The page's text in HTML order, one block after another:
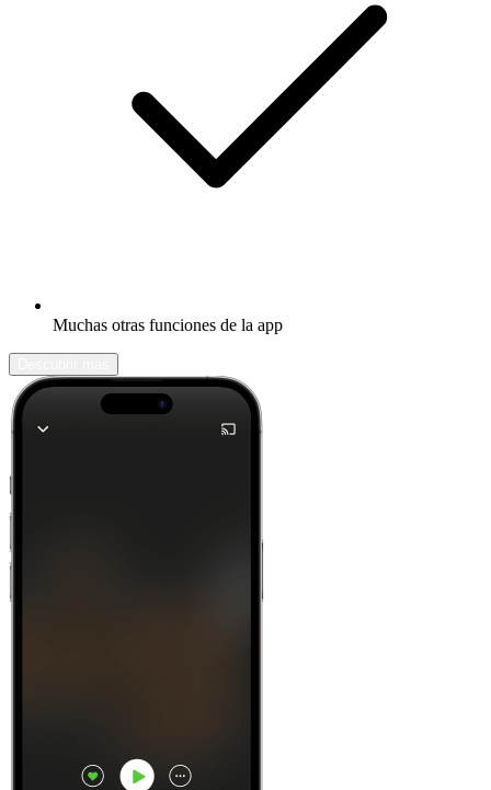
Muchas otras funciones de la app